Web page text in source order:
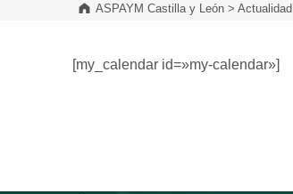
ASPAYM Castilla y León >Actualidad
[my_calendar id=»my-calendar»]